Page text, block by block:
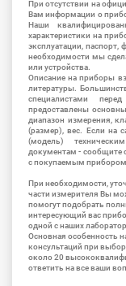
При отсутствии на
Вам информации о
Наши
характеристики на
эксплуатации,
необходимости мы
или устройства.
Описание на приборы
литературы.
специалистами
предоставлены
диапазон измерения,
(размер), вес. Если на
(модель)
документам - сообщите
с покупаемым
При необходимости,
части измерителя Вы
помогут подобрать
интересующий вас
одной с наших
Основная особенность
консультаций при
около 20
ответить на все ваши